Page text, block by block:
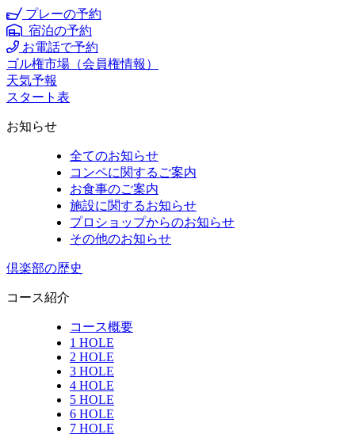
プレーの予約
宿泊の予約
お電話で予約
ゴル権市場（会員権情報）
天気予報
スタート表
お知らせ
全てのお知らせ
コンペに関するご案内
お食事のご案内
施設に関するお知らせ
プロショップからのお知らせ
その他のお知らせ
倶楽部の歴史
コース紹介
コース概要
1 HOLE
2 HOLE
3 HOLE
4 HOLE
5 HOLE
6 HOLE
7 HOLE